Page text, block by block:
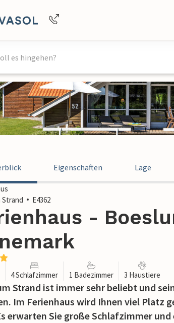
Eigenschaften Lage
Strand
E4362
-
4 Schlafzimmer 1 Badezimmer 3 Haustiere
Strand ist immer sehr beliebt und
Im Ferienhaus wird Ihnen viel Platz
erwarten Sie große Schlafzimmer